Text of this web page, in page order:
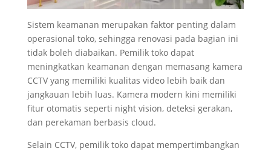
Sistem keamanan merupakan faktor penting dalam
operasional toko, sehingga renovasi pada bagian ini
tidak boleh diabaikan. Pemilik toko dapat
meningkatkan keamanan dengan memasang kamera
CCTV yang memiliki kualitas video lebih baik dan
jangkauan lebih luas. Kamera modern kini memiliki
fitur otomatis seperti night vision, deteksi gerakan,
dan perekaman berbasis cloud.
Selain CCTV, pemilik toko dapat mempertimbangkan